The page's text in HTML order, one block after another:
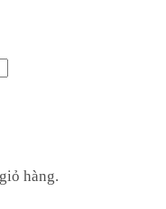
hàng.